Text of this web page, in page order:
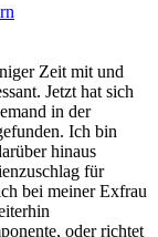
Zeit mit und
Jetzt hat sich
in der
Ich bin
hinaus
für
bei meiner Exfrau
oder richtet